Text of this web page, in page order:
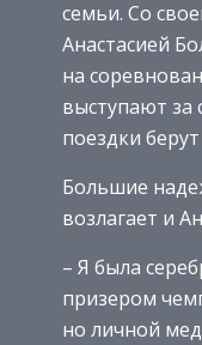
семьи. Со
Анастасией
на
выступают за
поездки
Большие
возлагает и
– Я была
призером
но личной